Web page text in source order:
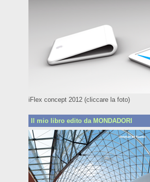
iFlex concept 2012 (cliccare la foto)
Il mio libro edito da MONDADORI